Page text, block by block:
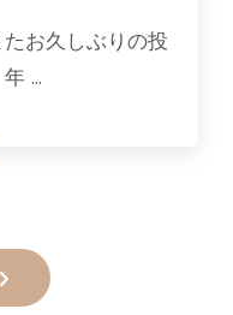
お久しぶりの投
…